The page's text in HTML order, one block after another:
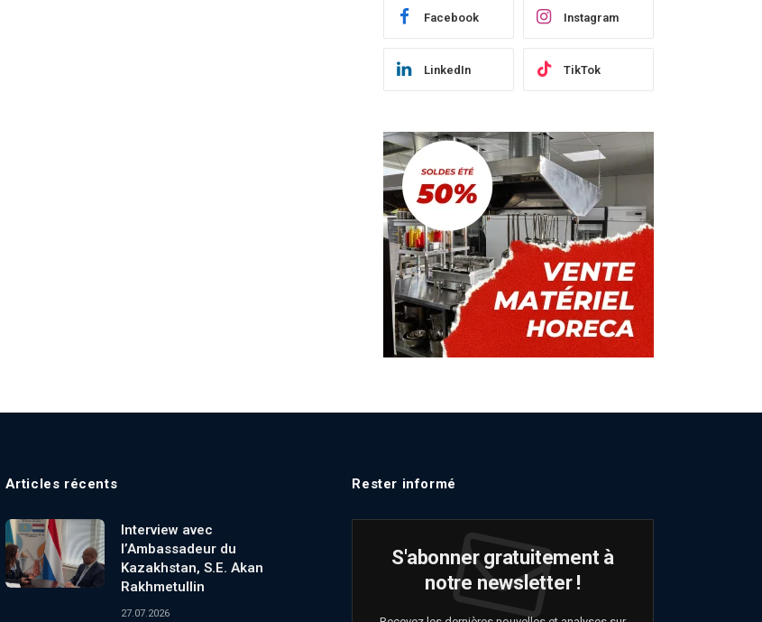
Facebook Instagram
LinkedIn TikTok
Articles récents
Interview avec
l’Ambassadeur du
Kazakhstan, S.E. Akan
Rakhmetullin
27.07.2026
Rester informé
S'abonner gratuitement à
notre newsletter !